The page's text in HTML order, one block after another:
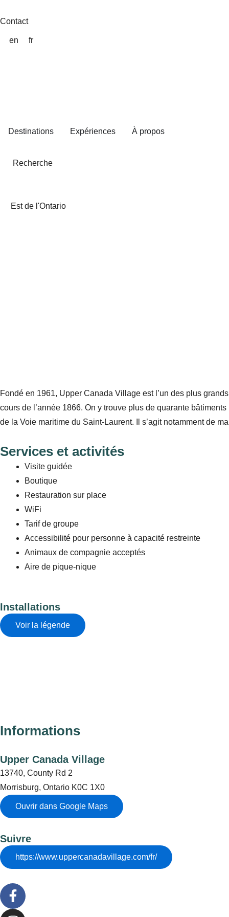
au
Contact
en fr
Destinations Expériences À propos
Recherche
Est de l'Ontario
Fondé en 1961, Upper Canada Village est l’un des plus
cours de l’année 1866. On y trouve plus de quarante
de la Voie maritime du Saint-Laurent. Il s’agit notamment de
Services et activités
Visite guidée
Boutique
Restauration sur place
WiFi
Tarif de groupe
Accessibilité pour personne à capacité restreinte
Animaux de compagnie acceptés
Aire de pique-nique
Installations
Voir la légende
Informations
Upper Canada Village
13740, County Rd 2
Morrisburg, Ontario K0C 1X0
Ouvrir dans Google Maps
Suivre
https://www.uppercanadavillage.com/fr/
F
a